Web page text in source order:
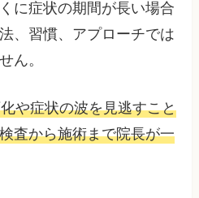
に症状の期間が長い場合
、習慣、アプローチでは
ん。
や症状の波を見逃すこと
査から施術まで院長が一